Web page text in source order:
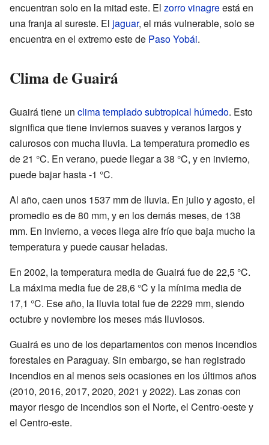
encuentran solo en la mitad este. El zorro vinagreestá en
una franja al sureste. El jaguar, el más vulnerable, solo se
encuentra en el extremo este de Paso Yobái.
Clima de Guairá
Guairá tiene un clima templadosubtropical húmedo. Esto
significa que tiene inviernos suaves y veranos largos y
calurosos con mucha lluvia. La temperatura promedio es
de 21 °C. En verano, puede llegar a 38 °C, y en invierno,
puede bajar hasta -1 °C.
Al año, caen unos 1537 mm de lluvia. En julio y agosto, el
promedio es de 80 mm, y en los demás meses, de 138
mm. En invierno, a veces llega aire frío que baja mucho la
temperatura y puede causar heladas.
En 2002, la temperatura media de Guairá fue de 22,5 °C.
La máxima media fue de 28,6 °C y la mínima media de
17,1 °C. Ese año, la lluvia total fue de 2229 mm, siendo
octubre y noviembre los meses más lluviosos.
Guairá es uno de los departamentos con menos incendios
forestales en Paraguay. Sin embargo, se han registrado
incendios en al menos seis ocasiones en los últimos años
(2010, 2016, 2017, 2020, 2021 y 2022). Las zonas con
mayor riesgo de incendios son el Norte, el Centro-oeste y
el Centro-este.